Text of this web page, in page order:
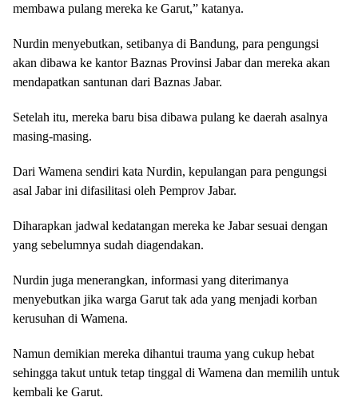
membawa pulang mereka ke Garut,” katanya.
Nurdin menyebutkan, setibanya di Bandung, para pengungsi
akan dibawa ke kantor Baznas Provinsi Jabar dan mereka akan
mendapatkan santunan dari Baznas Jabar.
Setelah itu, mereka baru bisa dibawa pulang ke daerah asalnya
masing-masing.
Dari Wamena sendiri kata Nurdin, kepulangan para pengungsi
asal Jabar ini difasilitasi oleh Pemprov Jabar.
Diharapkan jadwal kedatangan mereka ke Jabar sesuai dengan
yang sebelumnya sudah diagendakan.
Nurdin juga menerangkan, informasi yang diterimanya
menyebutkan jika warga Garut tak ada yang menjadi korban
kerusuhan di Wamena.
Namun demikian mereka dihantui trauma yang cukup hebat
sehingga takut untuk tetap tinggal di Wamena dan memilih untuk
kembali ke Garut.